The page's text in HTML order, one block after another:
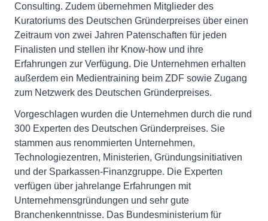
Consulting. Zudem übernehmen Mitglieder des
Kuratoriums des Deutschen Gründerpreises über einen
Zeitraum von zwei Jahren Patenschaften für jeden
Finalisten und stellen ihr Know-how und ihre
Erfahrungen zur Verfügung. Die Unternehmen erhalten
außerdem ein Medientraining beim ZDF sowie Zugang
zum Netzwerk des Deutschen Gründerpreises.
Vorgeschlagen wurden die Unternehmen durch die rund
300 Experten des Deutschen Gründerpreises. Sie
stammen aus renommierten Unternehmen,
Technologiezentren, Ministerien, Gründungsinitiativen
und der Sparkassen-Finanzgruppe. Die Experten
verfügen über jahrelange Erfahrungen mit
Unternehmensgründungen und sehr gute
Branchenkenntnisse. Das Bundesministerium für